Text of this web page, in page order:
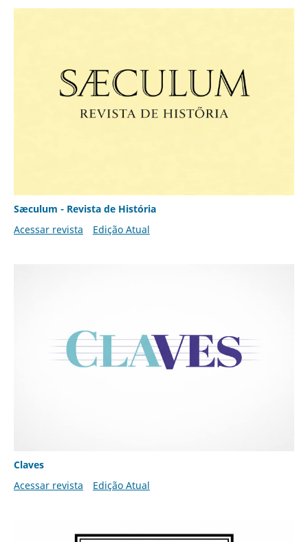
Sæculum - Revista de História
Acessar revista
Edição Atual
Claves
Acessar revista
Edição Atual